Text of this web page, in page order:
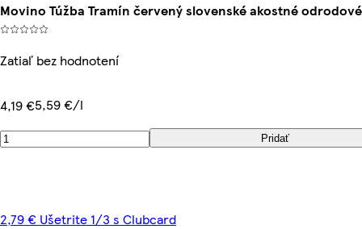
Movino Túžba Tramín červený slovenské akostné
Zatiaľ bez hodnotení
4,19 €5,59 €/l
Pridať
2,79 € Ušetrite 1/3 s Clubcard